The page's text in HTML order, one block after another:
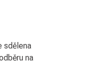
sdělena
na